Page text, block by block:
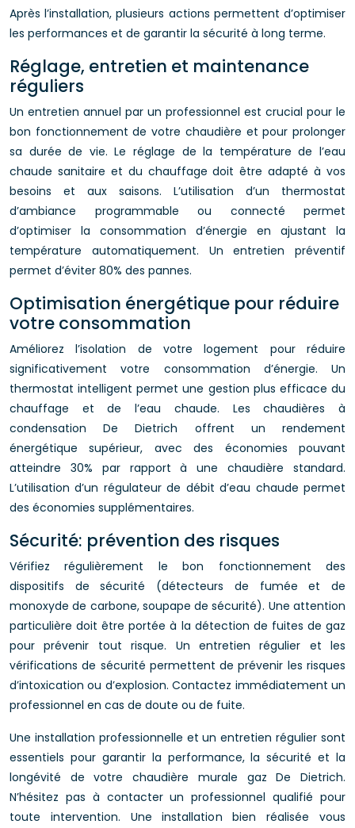
Après l’installation, plusieurs actions permettent d’optimiser
les performances et de garantir la sécurité à long terme.
Réglage, entretien et maintenance
réguliers
Un entretien annuel par un professionnel est crucial pour le
bon fonctionnement de votre chaudière et pour prolonger
sa durée de vie. Le réglage de la température de l’eau
chaude sanitaire et du chauffage doit être adapté à vos
besoins et aux saisons. L’utilisation d’un thermostat
d’ambiance programmable ou connecté permet
d’optimiser la consommation d’énergie en ajustant la
température automatiquement. Un entretien préventif
permet d’éviter 80% des pannes.
Optimisation énergétique pour réduire
votre consommation
Améliorez l’isolation de votre logement pour réduire
significativement votre consommation d’énergie. Un
thermostat intelligent permet une gestion plus efficace du
chauffage et de l’eau chaude. Les chaudières à
condensation De Dietrich offrent un rendement
énergétique supérieur, avec des économies pouvant
atteindre 30% par rapport à une chaudière standard.
L’utilisation d’un régulateur de débit d’eau chaude permet
des économies supplémentaires.
Sécurité: prévention des risques
Vérifiez régulièrement le bon fonctionnement des
dispositifs de sécurité (détecteurs de fumée et de
monoxyde de carbone, soupape de sécurité). Une attention
particulière doit être portée à la détection de fuites de gaz
pour prévenir tout risque. Un entretien régulier et les
vérifications de sécurité permettent de prévenir les risques
d’intoxication ou d’explosion. Contactez immédiatement un
professionnel en cas de doute ou de fuite.
Une installation professionnelle et un entretien régulier sont
essentiels pour garantir la performance, la sécurité et la
longévité de votre chaudière murale gaz De Dietrich.
N’hésitez pas à contacter un professionnel qualifié pour
toute intervention. Une installation bien réalisée vous